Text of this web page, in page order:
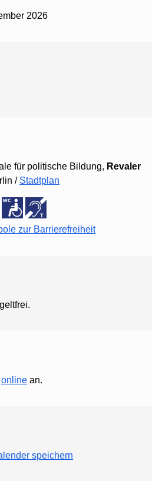
2026
für politische Bildung, Revaler
/ Stadtplan
zur Barrierefreiheit
online an.
speichern